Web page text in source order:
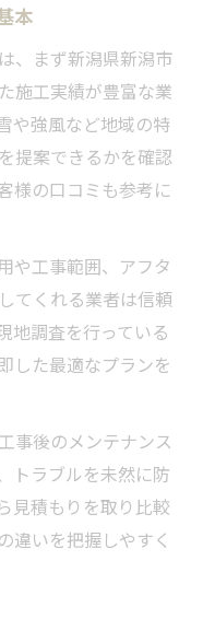
たい保証期間
れるサポート体
ントを解説
しない秘訣
を活用する方法
の見積もり比較
選定ポイント
ポート体制とは
活用術を紹介
ス体制の確認方
合わせ対応力
本
、まず新潟県新潟市
施工実績が豊富な業
や強風など地域の特
提案できるかを確認
様の口コミも参考に
や工事範囲、アフタ
てくれる業者は信頼
地調査を行っている
した最適なプランを
事後のメンテナンス
トラブルを未然に防
見積もりを取り比較
違いを把握しやすく